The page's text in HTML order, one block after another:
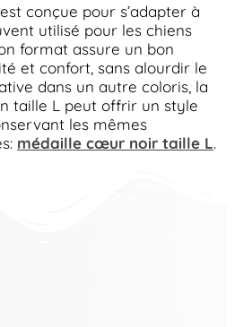
conçue pour s’adapter à
utilisé pour les chiens
format assure un bon
et confort, sans alourdir le
dans un autre coloris, la
taille L peut offrir un style
les mêmes
médaille cœur noir taille L.